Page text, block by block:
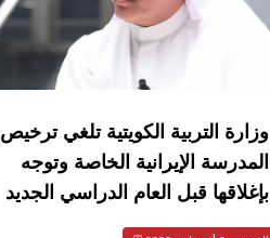
وزارة التربية الكويتية تلغي ترخيص
المدرسة الإيرانية الخاصة وتوجه
بإغلاقها قبل العام الدراسي الجديد